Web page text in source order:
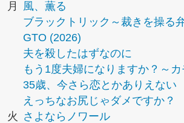
月
風、薫る
ブラックトリック～裁きを操る
GTO (2026)
夫を殺したはずなのに
もう1度夫婦になりますか？～カ
35歳、今さら恋とかありえない
えっちなお尻じゃダメですか？
火
さよならノワール